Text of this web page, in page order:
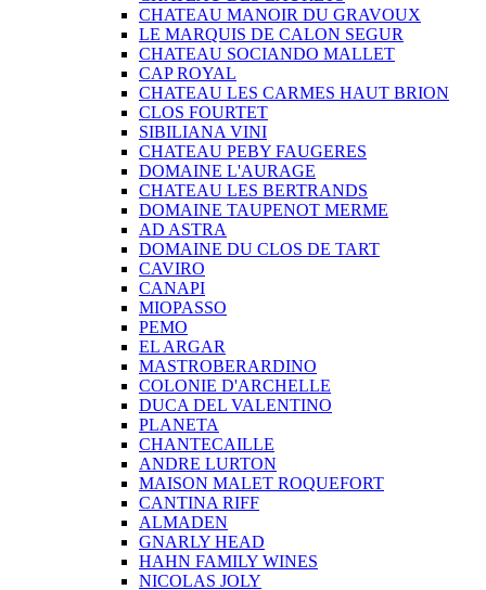
CHATEAU MANOIR DU GRAVOUX
LE MARQUIS DE CALON SEGUR
CHATEAU SOCIANDO MALLET
CAP ROYAL
CHATEAU LES CARMES HAUT BRION
CLOS FOURTET
SIBILIANA VINI
CHATEAU PEBY FAUGERES
DOMAINE L'AURAGE
CHATEAU LES BERTRANDS
DOMAINE TAUPENOT MERME
AD ASTRA
DOMAINE DU CLOS DE TART
CAVIRO
CANAPI
MIOPASSO
PEMO
EL ARGAR
MASTROBERARDINO
COLONIE D'ARCHELLE
DUCA DEL VALENTINO
PLANETA
CHANTECAILLE
ANDRE LURTON
MAISON MALET ROQUEFORT
CANTINA RIFF
ALMADEN
GNARLY HEAD
HAHN FAMILY WINES
NICOLAS JOLY